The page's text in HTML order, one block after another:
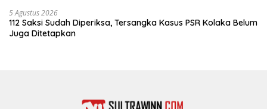
5 Agustus 2026
112 Saksi Sudah Diperiksa, Tersangka Kasus PSR Kolaka Belum
Juga Ditetapkan